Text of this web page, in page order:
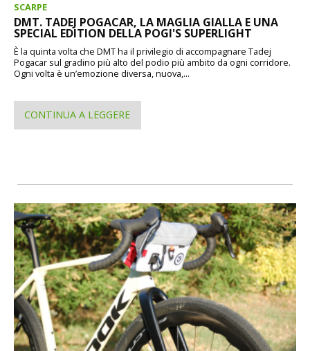
SCARPE
DMT. TADEJ POGACAR, LA MAGLIA GIALLA E UNA
SPECIAL EDITION DELLA POGI'S SUPERLIGHT
È la quinta volta che DMT ha il privilegio di accompagnare Tadej
Pogacar sul gradino più alto del podio più ambito da ogni corridore.
Ogni volta è un’emozione diversa, nuova,...
CONTINUA A LEGGERE